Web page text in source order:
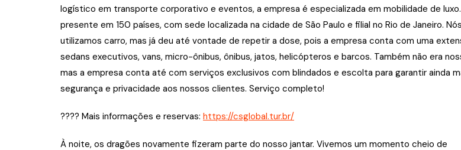
logístico em transporte corporativo e eventos, a empresa é especializada em mobilidade de
presente em 150 países, com sede localizada na cidade de São Paulo e filial no Rio de Janeiro.
utilizamos carro, mas já deu até vontade de repetir a dose, pois a empresa conta com uma
sedans executivos, vans, micro-ônibus, ônibus, jatos, helicópteros e barcos. Também não era
mas a empresa conta até com serviços exclusivos com blindados e escolta para garantir ainda
segurança e privacidade aos nossos clientes. Serviço completo!
???? Mais informações e reservas: https://csglobal.tur.br/
À noite, os dragões novamente fizeram parte do nosso jantar. Vivemos um momento cheio de